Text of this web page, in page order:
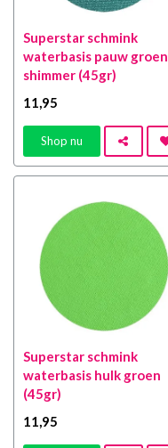
Superstar schmink
waterbasis pauw groen
shimmer (45gr)
11,95
Shop nu
Superstar schmink
waterbasis hulk groen
(45gr)
11,95